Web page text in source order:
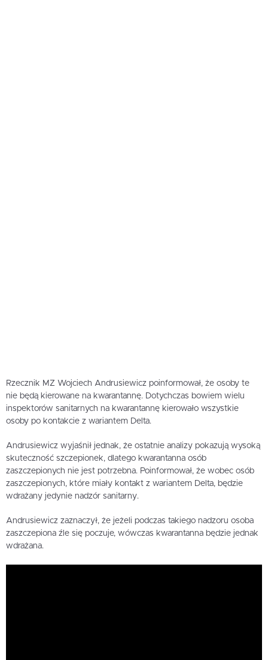
Rzecznik MZ Wojciech Andrusiewicz poinformował, że osoby te
nie będą kierowane na kwarantannę. Dotychczas bowiem wielu
inspektorów sanitarnych na kwarantannę kierowało wszystkie
osoby po kontakcie z wariantem Delta.
Andrusiewicz wyjaśnił jednak, że ostatnie analizy pokazują wysoką
skuteczność szczepionek, dlatego kwarantanna osób
zaszczepionych nie jest potrzebna. Poinformował, że wobec osób
zaszczepionych, które miały kontakt z wariantem Delta, będzie
wdrażany jedynie nadzór sanitarny.
Andrusiewicz zaznaczył, że jeżeli podczas takiego nadzoru osoba
zaszczepiona źle się poczuje, wówczas kwarantanna będzie jednak
wdrażana.